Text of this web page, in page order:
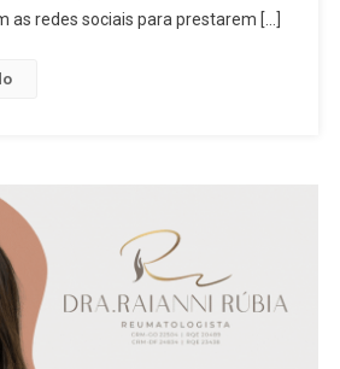
Comoção
as redes sociais para prestarem […]